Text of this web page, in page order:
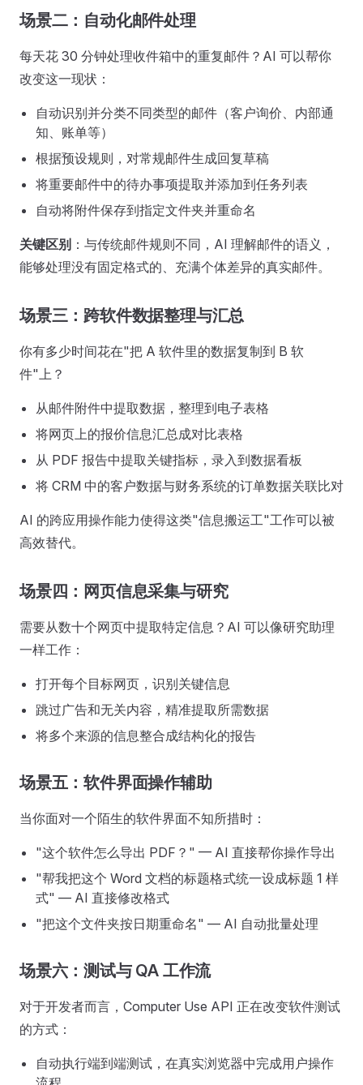
场景二：自动化邮件处理
每天花 30 分钟处理收件箱中的重复邮件？AI 可以帮你
改变这一现状：
自动识别并分类不同类型的邮件（客户询价、内部通
知、账单等）
根据预设规则，对常规邮件生成回复草稿
将重要邮件中的待办事项提取并添加到任务列表
自动将附件保存到指定文件夹并重命名
关键区别 ：与传统邮件规则不同，AI 理解邮件的语义，
能够处理没有固定格式的、充满个体差异的真实邮件。
场景三：跨软件数据整理与汇总
你有多少时间花在"把 A 软件里的数据复制到 B 软
件"上？
从邮件附件中提取数据，整理到电子表格
将网页上的报价信息汇总成对比表格
从 PDF 报告中提取关键指标，录入到数据看板
将 CRM 中的客户数据与财务系统的订单数据关联比对
AI 的跨应用操作能力使得这类"信息搬运工"工作可以被
高效替代。
场景四：网页信息采集与研究
需要从数十个网页中提取特定信息？AI 可以像研究助理
一样工作：
打开每个目标网页，识别关键信息
跳过广告和无关内容，精准提取所需数据
将多个来源的信息整合成结构化的报告
场景五：软件界面操作辅助
当你面对一个陌生的软件界面不知所措时：
"这个软件怎么导出 PDF？" — AI 直接帮你操作导出
"帮我把这个 Word 文档的标题格式统一设成标题 1 样
式" — AI 直接修改格式
"把这个文件夹按日期重命名" — AI 自动批量处理
场景六：测试与 QA 工作流
对于开发者而言，Computer Use API 正在改变软件测试
的方式：
自动执行端到端测试，在真实浏览器中完成用户操作